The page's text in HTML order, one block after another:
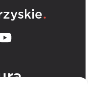
.
.